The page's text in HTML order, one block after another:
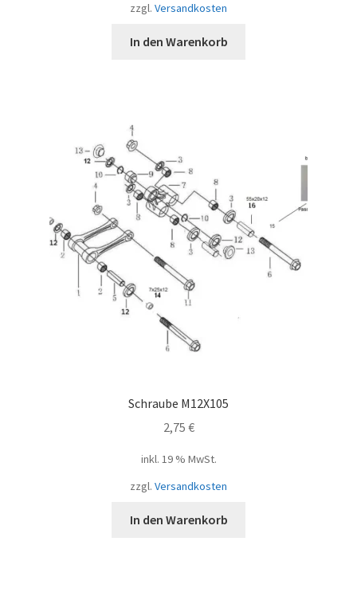
zzgl. Versandkosten
In den Warenkorb
Schraube M12X105
2,75 €
inkl. 19 % MwSt.
zzgl. Versandkosten
In den Warenkorb